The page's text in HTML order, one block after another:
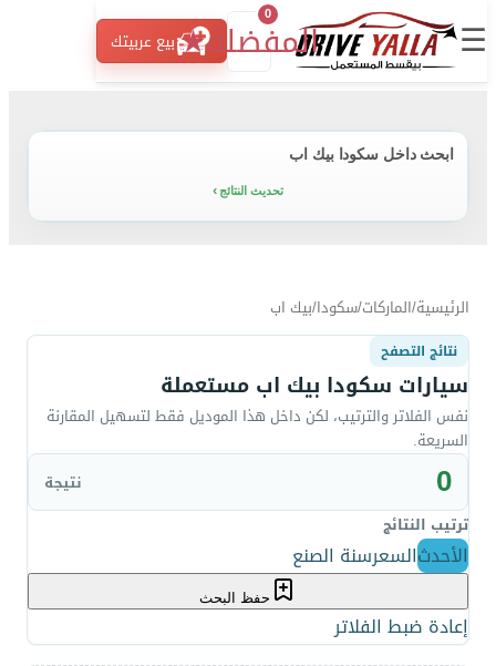
☰ المفضلة
0
★ بيع عربيتك
ابحث داخل سكودا بيك اب
تحديث النتائج
الرئيسية/الماركات/سكودا/بيك اب
نتائج التصفح
سيارات سكودا بيك اب مستعملة
نفس الفلاتر والترتيب، لكن داخل هذا الموديل فقط لتسهيل المقارنة
السريعة.
0
نتيجة
ترتيب النتائج
الأحدثالسعرسنة الصنع
حفظ البحث
إعادة ضبط الفلاتر